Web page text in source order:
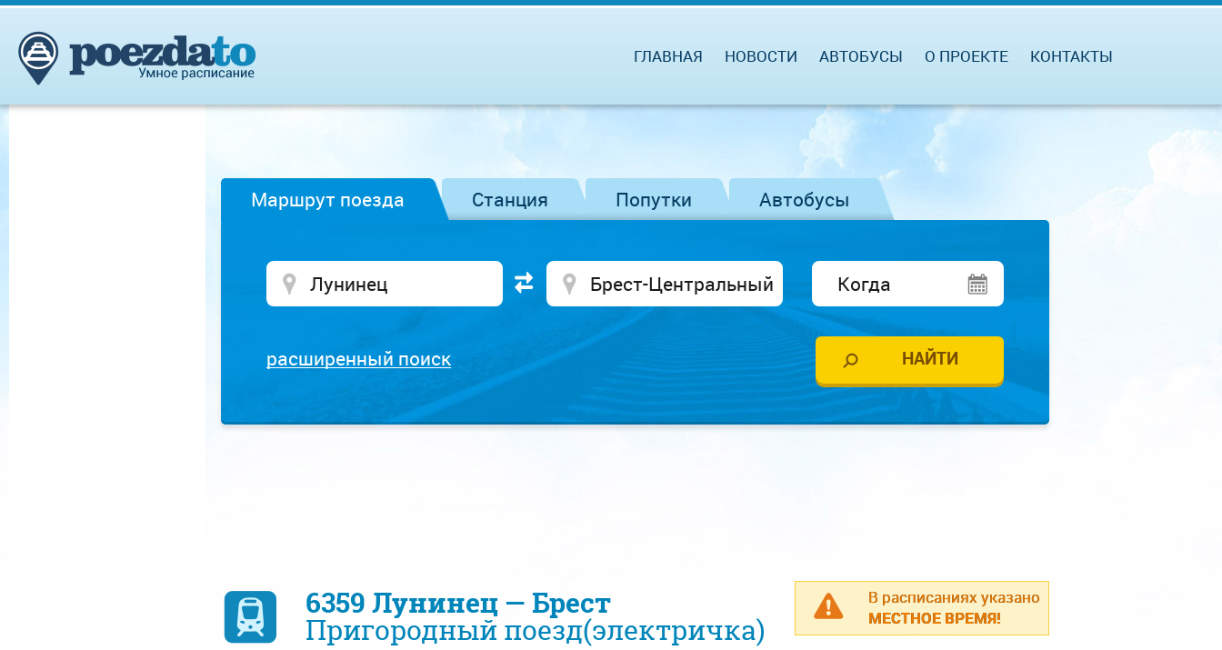
ГЛАВНАЯ НОВОСТИ АВТОБУСЫ О ПРОЕКТЕ КОНТАКТЫ
Маршрут поезда Станция Попутки Автобусы
расширенный поиск
В расписаниях указано
МЕСТНОЕ ВРЕМЯ!
6359 Лунинец — Брест
Пригородный поезд(электричка)